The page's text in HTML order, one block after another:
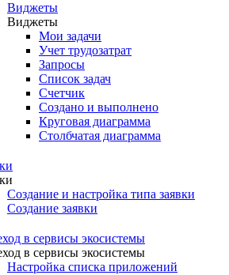
Виджеты
Виджеты
Мои задачи
Учет трудозатрат
Запросы
Список задач
Счетчик
Создано и выполнено
Круговая диаграмма
Столбчатая диаграмма
Создание и настройка типа заявки
Создание заявки
в сервисы экосистемы
в сервисы экосистемы
Настройка списка приложений